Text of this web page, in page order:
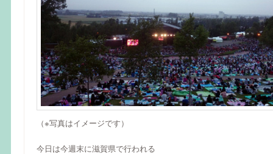
（※写真はイメージです）
今日は今週末に滋賀県で行われる